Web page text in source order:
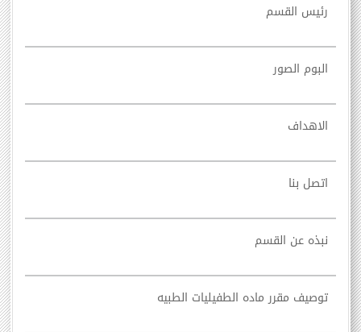
رئيس القسم
البوم الصور
الاهداف
اتصل بنا
نبذه عن القسم
توصيف مقرر ماده الطفيليات الطبيه